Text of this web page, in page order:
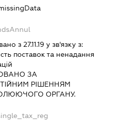
з 27.11.19 у зв'язку з:
поставок та ненадання
ЗА
РIШЕННЯМ
ОРГАНУ.